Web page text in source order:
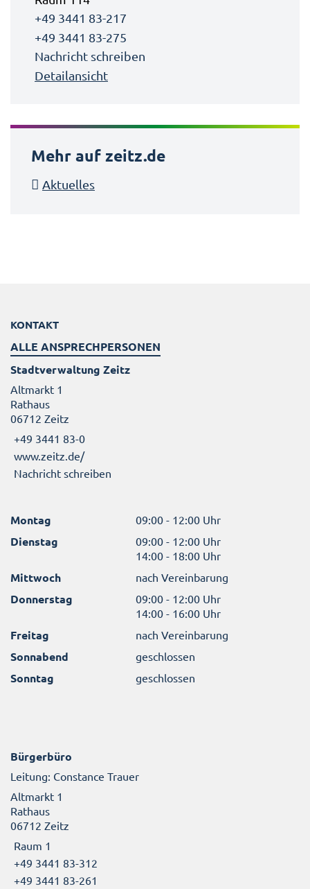
+49 3441 83-217
+49 3441 83-275
Nachricht schreiben
Detailansicht
Mehr auf zeitz.de
Aktuelles
KONTAKT
ALLE ANSPRECHPERSONEN
Stadtverwaltung Zeitz
Altmarkt 1
Rathaus
06712 Zeitz
+49 3441 83-0
www.zeitz.de/
Nachricht schreiben
Montag 09:00 - 12:00 Uhr
Dienstag
09:00 - 12:00 Uhr
14:00 - 18:00 Uhr
Mittwoch nach Vereinbarung
Donnerstag
09:00 - 12:00 Uhr
14:00 - 16:00 Uhr
Freitag nach Vereinbarung
Sonnabend geschlossen
Sonntag geschlossen
Bürgerbüro
Leitung: Constance Trauer
Altmarkt 1
Rathaus
06712 Zeitz
Raum 1
+49 3441 83-312
+49 3441 83-261